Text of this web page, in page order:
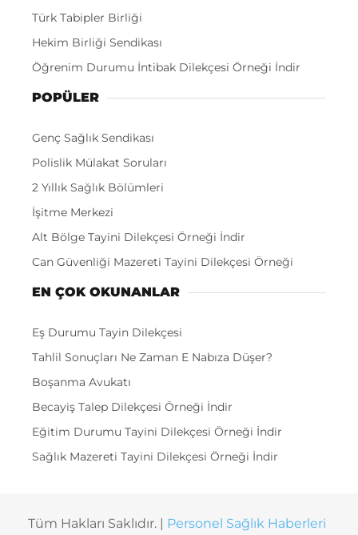
Türk Tabipler Birliği
Hekim Birliği Sendikası
Öğrenim Durumu İntibak Dilekçesi Örneği İndir
POPÜLER
Genç Sağlık Sendikası
Polislik Mülakat Soruları
2 Yıllık Sağlık Bölümleri
İşitme Merkezi
Alt Bölge Tayini Dilekçesi Örneği İndir
Can Güvenliği Mazereti Tayini Dilekçesi Örneği
EN ÇOK OKUNANLAR
Eş Durumu Tayin Dilekçesi
Tahlil Sonuçları Ne Zaman E Nabıza Düşer?
Boşanma Avukatı
Becayiş Talep Dilekçesi Örneği İndir
Eğitim Durumu Tayini Dilekçesi Örneği İndir
Sağlık Mazereti Tayini Dilekçesi Örneği İndir
Tüm Hakları Saklıdır. | Personel Sağlık Haberleri